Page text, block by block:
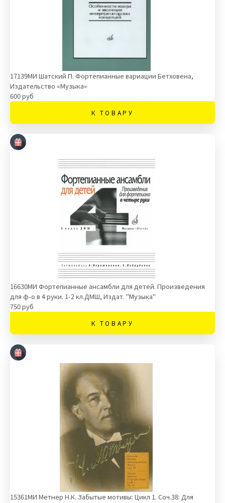
17139МИ Шатский П. Фортепианные вариации Бетховена,
Издательство «Музыка»
600 руб
К ТОВАРУ
16630МИ Фортепианные ансамбли для детей. Произведения
для ф-о в 4 руки. 1-2 кл.ДМШ, Издат. "Музыка"
750 руб
К ТОВАРУ
15361МИ Метнер Н.К. Забытые мотивы: Цикл 1. Соч.38: Для